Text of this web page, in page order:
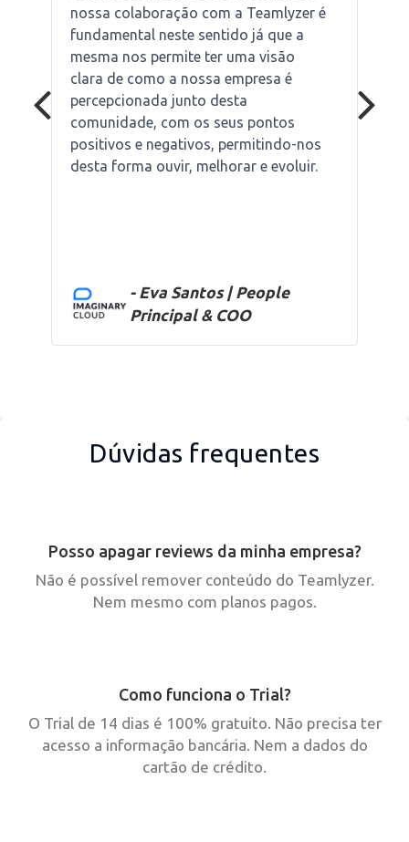
nossa colaboração com a Teamlyzer é
fundamental neste sentido já que a
mesma nos permite ter uma visão
clara de como a nossa empresa é
percepcionada junto desta
comunidade, com os seus pontos
positivos e negativos, permitindo-nos
desta forma ouvir, melhorar e evoluir.
- Eva Santos | People
Principal & COO
Dúvidas frequentes
Posso apagar reviews da minha empresa?
Não é possível remover conteúdo do Teamlyzer.
Nem mesmo com planos pagos.
Como funciona o Trial?
O Trial de 14 dias é 100% gratuito. Não precisa ter
acesso a informação bancária. Nem a dados do
cartão de crédito.